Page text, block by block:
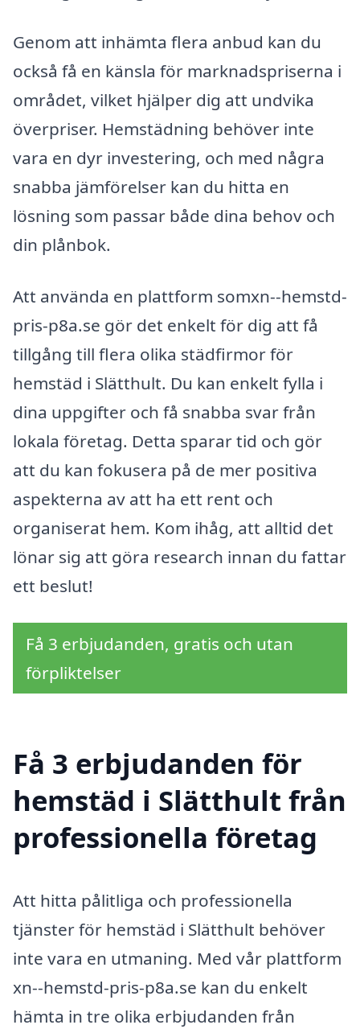
Genom att inhämta flera anbud kan du
också få en känsla för marknadspriserna i
området, vilket hjälper dig att undvika
överpriser. Hemstädning behöver inte
vara en dyr investering, och med några
snabba jämförelser kan du hitta en
lösning som passar både dina behov och
din plånbok.
Att använda en plattform somxn--hemstd-
pris-p8a.se gör det enkelt för dig att få
tillgång till flera olika städfirmor för
hemstäd i Slätthult. Du kan enkelt fylla i
dina uppgifter och få snabba svar från
lokala företag. Detta sparar tid och gör
att du kan fokusera på de mer positiva
aspekterna av att ha ett rent och
organiserat hem. Kom ihåg, att alltid det
lönar sig att göra research innan du fattar
ett beslut!
Få 3 erbjudanden, gratis och utan
förpliktelser
Få 3 erbjudanden för
hemstäd i Slätthult från
professionella företag
Att hitta pålitliga och professionella
tjänster för hemstäd i Slätthult behöver
inte vara en utmaning. Med vår plattform
xn--hemstd-pris-p8a.se kan du enkelt
hämta in tre olika erbjudanden från